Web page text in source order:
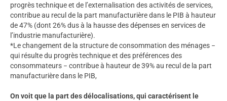
progrès technique et de l’externalisation des activités de services,
contribue au recul de la part manufacturière dans le PIB à hauteur
de 47% (dont 26% dus à la hausse des dépenses en services de
l’industrie manufacturière).
*Le changement de la structure de consommation des ménages −
qui résulte du progrès technique et des préférences des
consommateurs − contribue à hauteur de 39% au recul de la part
manufacturière dans le PIB,
On voit que la part des délocalisations, qui caractérisent le